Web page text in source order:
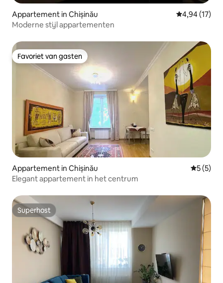
Appartement in Chișinău Gemiddelde
4,94 (17)
Moderne stijl appartementen
Favoriet van gasten
Favoriet van gasten
Appartement in Chișinău
5 (5)
Elegant appartement in het centrum
Superhost
Superhost